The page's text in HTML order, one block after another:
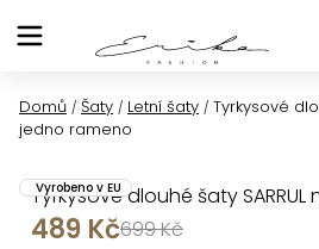
na
Domů / Šaty / Letní šaty / Tyrkysové
jedno rameno
Tyrkysové dlouhé šaty
Vyrobeno v EU
699 Kč
489 Kč